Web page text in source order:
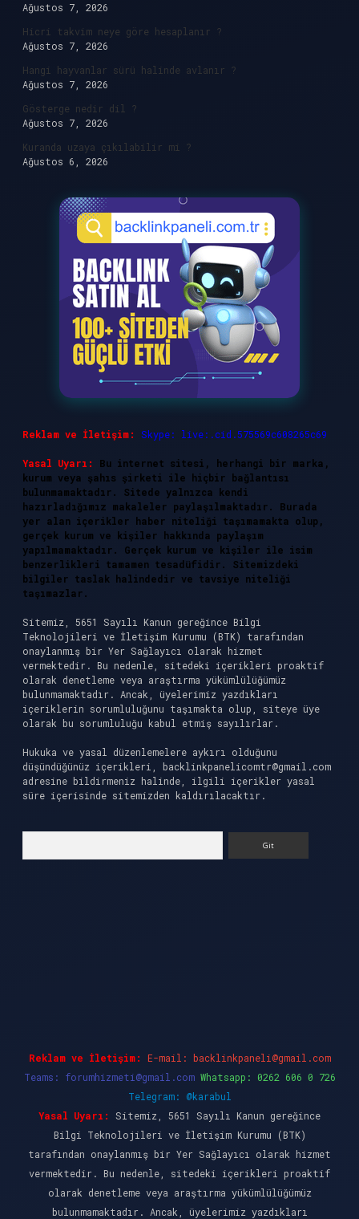
Ağustos 7, 2026
Hicri takvim neye göre hesaplanır ?
Ağustos 7, 2026
Hangi hayvanlar sürü halinde avlanır ?
Ağustos 7, 2026
Gösterge nedir dil ?
Ağustos 7, 2026
Kuranda uzaya çıkılabilir mi ?
Ağustos 6, 2026
Reklam ve İletişim: Skype: live:.cid.575569c608265c69
Yasal Uyarı:
Bu internet sitesi, herhangi bir marka,
kurum veya şahıs şirketi ile hiçbir bağlantısı
bulunmamaktadır. Sitede yalnızca kendi
hazırladığımız makaleler paylaşılmaktadır. Burada
yer alan içerikler haber niteliği taşımamakta olup,
gerçek kurum ve kişiler hakkında paylaşım
yapılmamaktadır. Gerçek kurum ve kişiler ile isim
benzerlikleri tamamen tesadüfidir. Sitemizdeki
bilgiler taslak halindedir ve tavsiye niteliği
taşımazlar.
Sitemiz, 5651 Sayılı Kanun gereğince Bilgi
Teknolojileri ve İletişim Kurumu (BTK) tarafından
onaylanmış bir Yer Sağlayıcı olarak hizmet
vermektedir. Bu nedenle, sitedeki içerikleri proaktif
olarak denetleme veya araştırma yükümlülüğümüz
bulunmamaktadır. Ancak, üyelerimiz yazdıkları
içeriklerin sorumluluğunu taşımakta olup, siteye üye
olarak bu sorumluluğu kabul etmiş sayılırlar.
Hukuka ve yasal düzenlemelere aykırı olduğunu
düşündüğünüz içerikleri, backlinkpanelicomtr@gmail.com
adresine bildirmeniz halinde, ilgili içerikler yasal
süre içerisinde sitemizden kaldırılacaktır.
Reklam ve İletişim: E-mail: backlinkpaneli@gmail.com
Teams: forumhizmeti@gmail.com Whatsapp: 0262 606 0 726
Telegram: @karabul
Yasal Uyarı:
Sitemiz, 5651 Sayılı Kanun gereğince
Bilgi Teknolojileri ve İletişim Kurumu (BTK)
tarafından onaylanmış bir Yer Sağlayıcı olarak hizmet
vermektedir. Bu nedenle, sitedeki içerikleri proaktif
olarak denetleme veya araştırma yükümlülüğümüz
bulunmamaktadır. Ancak, üyelerimiz yazdıkları